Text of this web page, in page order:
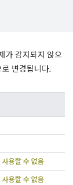
가 감지되지 않으
변경됩니다.
용할 수 없음
용할 수 없음